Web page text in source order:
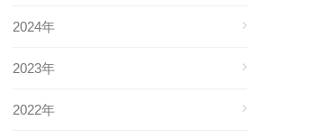
2024年
2023年
2022年